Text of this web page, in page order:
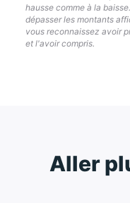
hausse comme à la
dépasser les montants
vous reconnaissez avoir
et l'avoir compris.
Aller